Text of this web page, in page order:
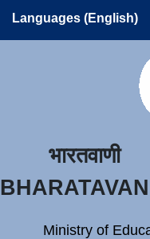
Languages (English)
भारतवाणी
Ministry of